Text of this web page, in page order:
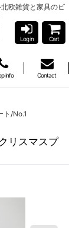
欧雑貨と家具のビ
Log in Cart
info Contact
ト/No.1
リスマスプ